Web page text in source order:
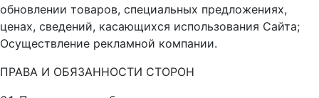
обновлении товаров, специальных предложениях,
ценах, сведений, касающихся использования Сайта;
Осуществление рекламной компании.
ПРАВА И ОБЯЗАННОСТИ СТОРОН